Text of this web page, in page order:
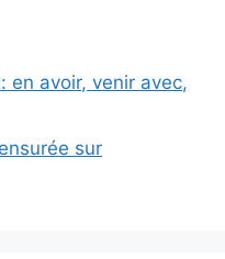
en avoir, venir avec,
sur